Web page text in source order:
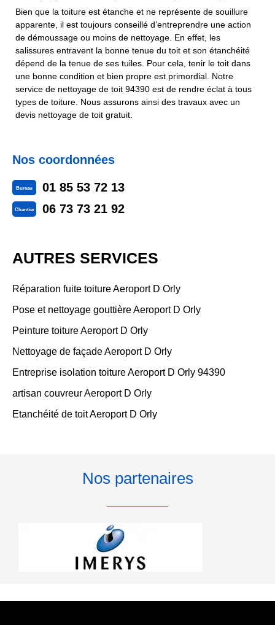
Bien que la toiture est étanche et ne représente de souillure
apparente, il est toujours conseillé d’entreprendre une action
de démoussage ou moins de nettoyage. En effet, les
salissures entravent la bonne tenue du toit et son étanchéité
dépend de la tenue de ses tuiles. Pour cela, tenir le toit dans
une bonne condition et bien propre est primordial. Notre
service de nettoyage de toit 94390 est de rendre éclat à tous
types de toiture. Nous assurons ainsi des travaux avec un
devis nettoyage de toit gratuit.
Nos coordonnées
Bureau 01 85 53 72 13
Chantier 06 73 73 21 92
AUTRES SERVICES
Réparation fuite toiture Aeroport D Orly
Pose et nettoyage gouttière Aeroport D Orly
Peinture toiture Aeroport D Orly
Nettoyage de façade Aeroport D Orly
Entreprise isolation toiture Aeroport D Orly 94390
artisan couvreur Aeroport D Orly
Etanchéité de toit Aeroport D Orly
Nos partenaires